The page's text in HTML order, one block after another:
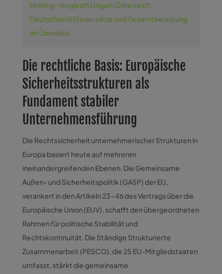
Holding-Vergleich Ungarn Österreich
Deutschland Steuersätze und Gesamtbelastung
im Überblick
Die rechtliche Basis: Europäische
Sicherheitsstrukturen als
Fundament stabiler
Unternehmensführung
Die Rechtssicherheit unternehmerischer Strukturen in
Europa basiert heute auf mehreren
ineinandergreifenden Ebenen. Die Gemeinsame
Außen- und Sicherheitspolitik (GASP) der EU,
verankert in den Artikeln 23-46 des Vertrags über die
Europäische Union (EUV), schafft den übergeordneten
Rahmen für politische Stabilität und
Rechtskontinuität. Die Ständige Strukturierte
Zusammenarbeit (PESCO), die 25 EU-Mitgliedstaaten
umfasst, stärkt die gemeinsame